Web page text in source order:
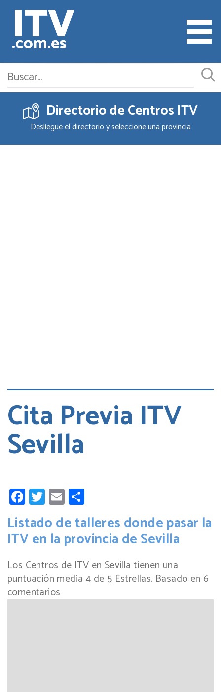
Cita ITV
Cambiar o Anular Cita
Directorio de Centros ITV
Desliegue el directorio y seleccione una provincia
Cita Previa ITV
Sevilla
Facebook
Twitter
Email
Listado de talleres donde pasar la
ITV en la provincia de Sevilla
Los Centros de ITV en Sevilla tienen una
puntuación media 4 de 5 Estrellas. Basado en 6
comentarios